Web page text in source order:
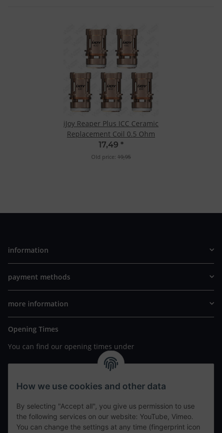
iJoy Reaper Plus ICC Ceramic
Replacement Coil 0.5 Ohm
17,49 *
Old price: 19,95
information
payment methods
more information
Opening Times
You can find our opening times under
https://www.wannavapor.de/Filialen
your personal site
contact details
How we use cookies and other data
By selecting "Accept all", you give us permission to use
the following services on our website: YouTube, Vimeo.
You can change the settings at any time (fingerprint icon